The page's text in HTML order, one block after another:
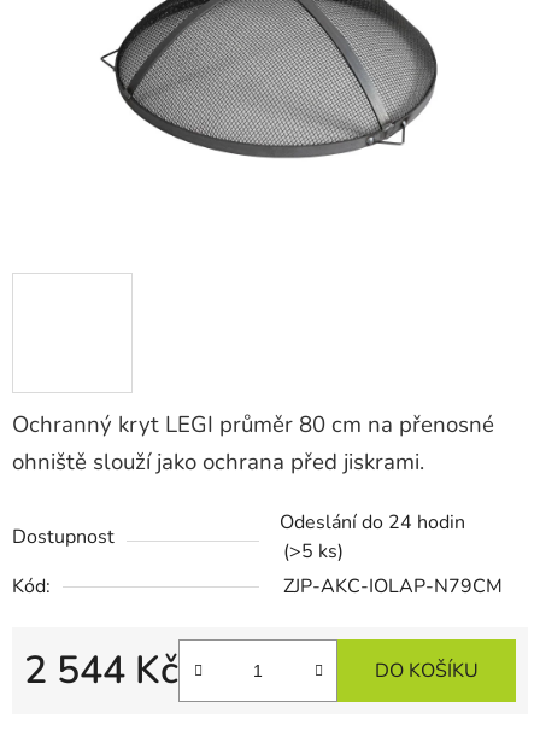
Ochranný kryt LEGI průměr 80 cm na přenosné
ohniště slouží jako ochrana před jiskrami.
Dostupnost
Odeslání do 24 hodin
(>5 ks)
Kód:
ZJP-AKC-IOLAP-N79CM
2 544 Kč DO KOŠÍKU